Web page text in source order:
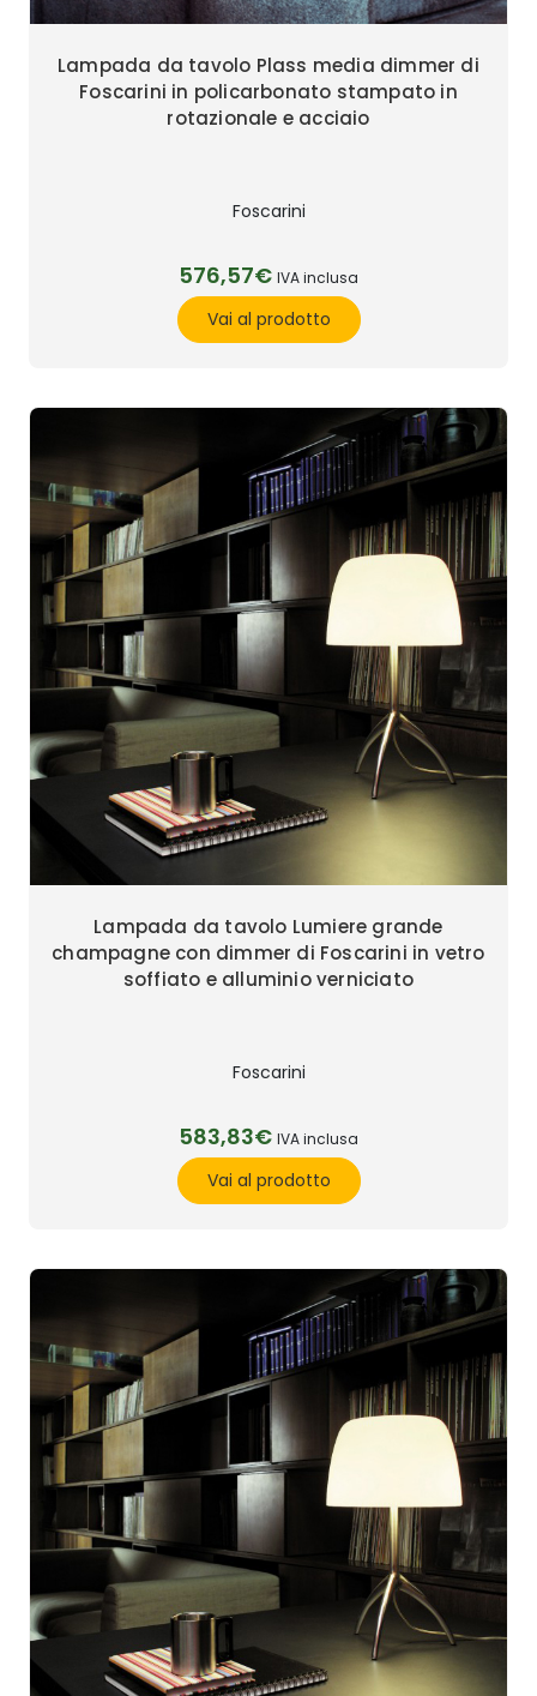
Lampada da tavolo Plass media dimmer di
Foscarini in policarbonato stampato in
rotazionale e acciaio
Foscarini
576,57€ IVA inclusa
Vai al prodotto
Lampada da tavolo Lumiere grande
champagne con dimmer di Foscarini in vetro
soffiato e alluminio verniciato
Foscarini
583,83€ IVA inclusa
Vai al prodotto